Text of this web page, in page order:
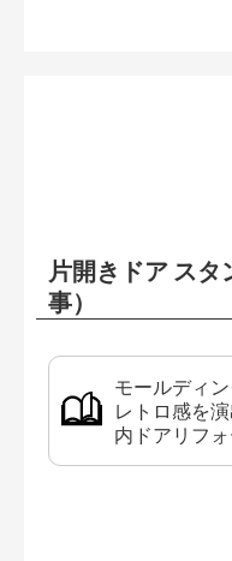
片開きドア ス
事）
モールディ
レトロ感を
内ドアリフ